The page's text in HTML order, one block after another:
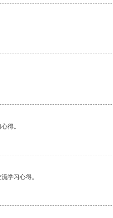
得。
学习心得。